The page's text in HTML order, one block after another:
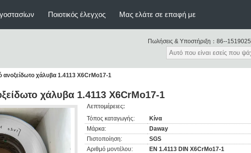
Ποιοτικός έλεγχος Μας ελάτε σε επαφή με
Πωλήσεις & Υποστήριξη： 86--
ανοξείδωτο χάλυβα 1.4113 X6CrMo17-1
χάλυβα 1.4113 X6CrMo17-1
Λεπτομέρειες:
Τόπος καταγωγής:
Κίνα
Μάρκα:
Daway
Πιστοποίηση:
SGS
Αριθμό μοντέλου:
EN 1.4113 DIN X6CrMo17-1